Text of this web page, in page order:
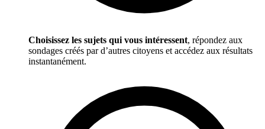
Choisissez les sujets qui vous intéressent, répondez aux
sondages créés par d’autres citoyens et accédez aux résultats
instantanément.